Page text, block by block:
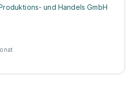
und Handels GmbH